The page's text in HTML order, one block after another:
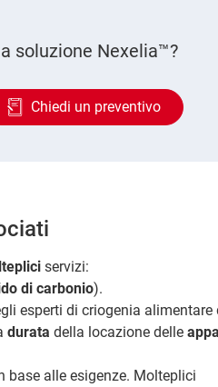
soluzione Nexelia™?
Chiedi un preventivo
servizi:
di carbonio).
esperti di criogenia alimentare
durata della locazione delle
alle esigenze. Molteplici